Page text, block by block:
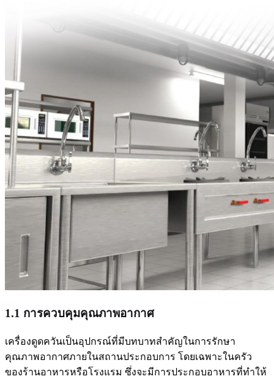
1.1 การควบคุมคุณภาพอากาศ
เครื่องดูดควันเป็นอุปกรณ์ที่มีบทบาทสำคัญในการรักษา
คุณภาพอากาศภายในสถานประกอบการ โดยเฉพาะในครัว
ของร้านอาหารหรือโรงแรม ซึ่งจะมีการประกอบอาหารที่ทำให้